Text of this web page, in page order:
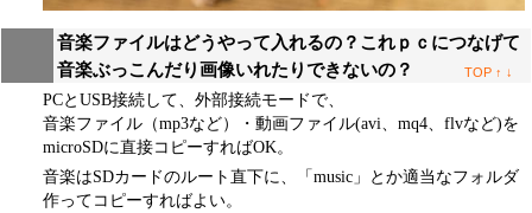
音楽ファイルはどうやって入れるの？これｐｃにつなげて
音楽ぶっこんだり画像いれたりできないの？
TOP ↑ ↓
PCとUSB接続して、外部接続モードで、
音楽ファイル（mp3など）・動画ファイル(avi、mq4、flvなど)を
microSDに直接コピーすればOK。
音楽はSDカードのルート直下に、「music」とか適当なフォルダ
作ってコピーすればよい。